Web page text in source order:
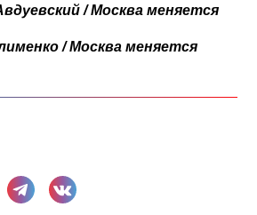
/ Москва меняется
/ Москва меняется
Поделиться в Телеграме
Поделиться ВКонтакте